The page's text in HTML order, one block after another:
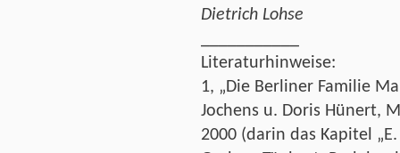
Dietrich Lohse
Literaturhinweise:
1, „Die Berliner Familie
Jochens u. Doris Hünert,
2000 (darin das Kapitel